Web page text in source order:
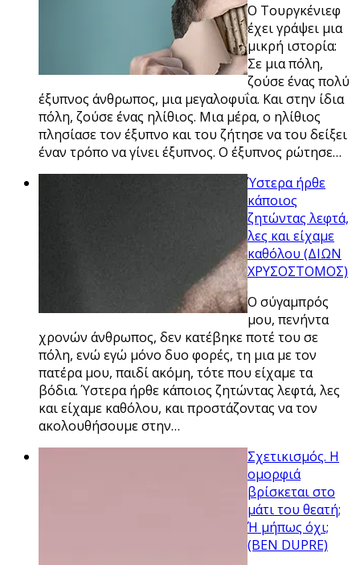
Ο Τουργκένιεφ
έχει γράψει μια
μικρή ιστορία:
Σε μια πόλη,
ζούσε ένας πολύ
έξυπνος άνθρωπος, μια μεγαλοφυΐα. Και στην ίδια
πόλη, ζούσε ένας ηλίθιος. Μια μέρα, ο ηλίθιος
πλησίασε τον έξυπνο και του ζήτησε να του δείξει
έναν τρόπο να γίνει έξυπνος. Ο έξυπνος ρώτησε…
Ύστερα ήρθε
κάποιος
ζητώντας λεφτά,
λες και είχαμε
καθόλου (ΔΙΩΝ
ΧΡΥΣΟΣΤΟΜΟΣ)
Ο σύγαμπρός
μου, πενήντα
χρονών άνθρωπος, δεν κατέβηκε ποτέ του σε
πόλη, ενώ εγώ μόνο δυο φορές, τη μια με τον
πατέρα μου, παιδί ακόμη, τότε που είχαμε τα
βόδια. Ύστερα ήρθε κάποιος ζητώντας λεφτά, λες
και είχαμε καθόλου, και προστάζοντας να τον
ακολουθήσουμε στην…
Σχετικισμός. Η
ομορφιά
βρίσκεται στο
μάτι του θεατή;
Ή μήπως όχι;
(BEN DUPRE)